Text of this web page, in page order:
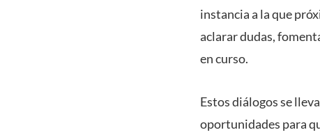
instancia a la que
aclarar dudas,
en curso.
Estos diálogos se
oportunidades para